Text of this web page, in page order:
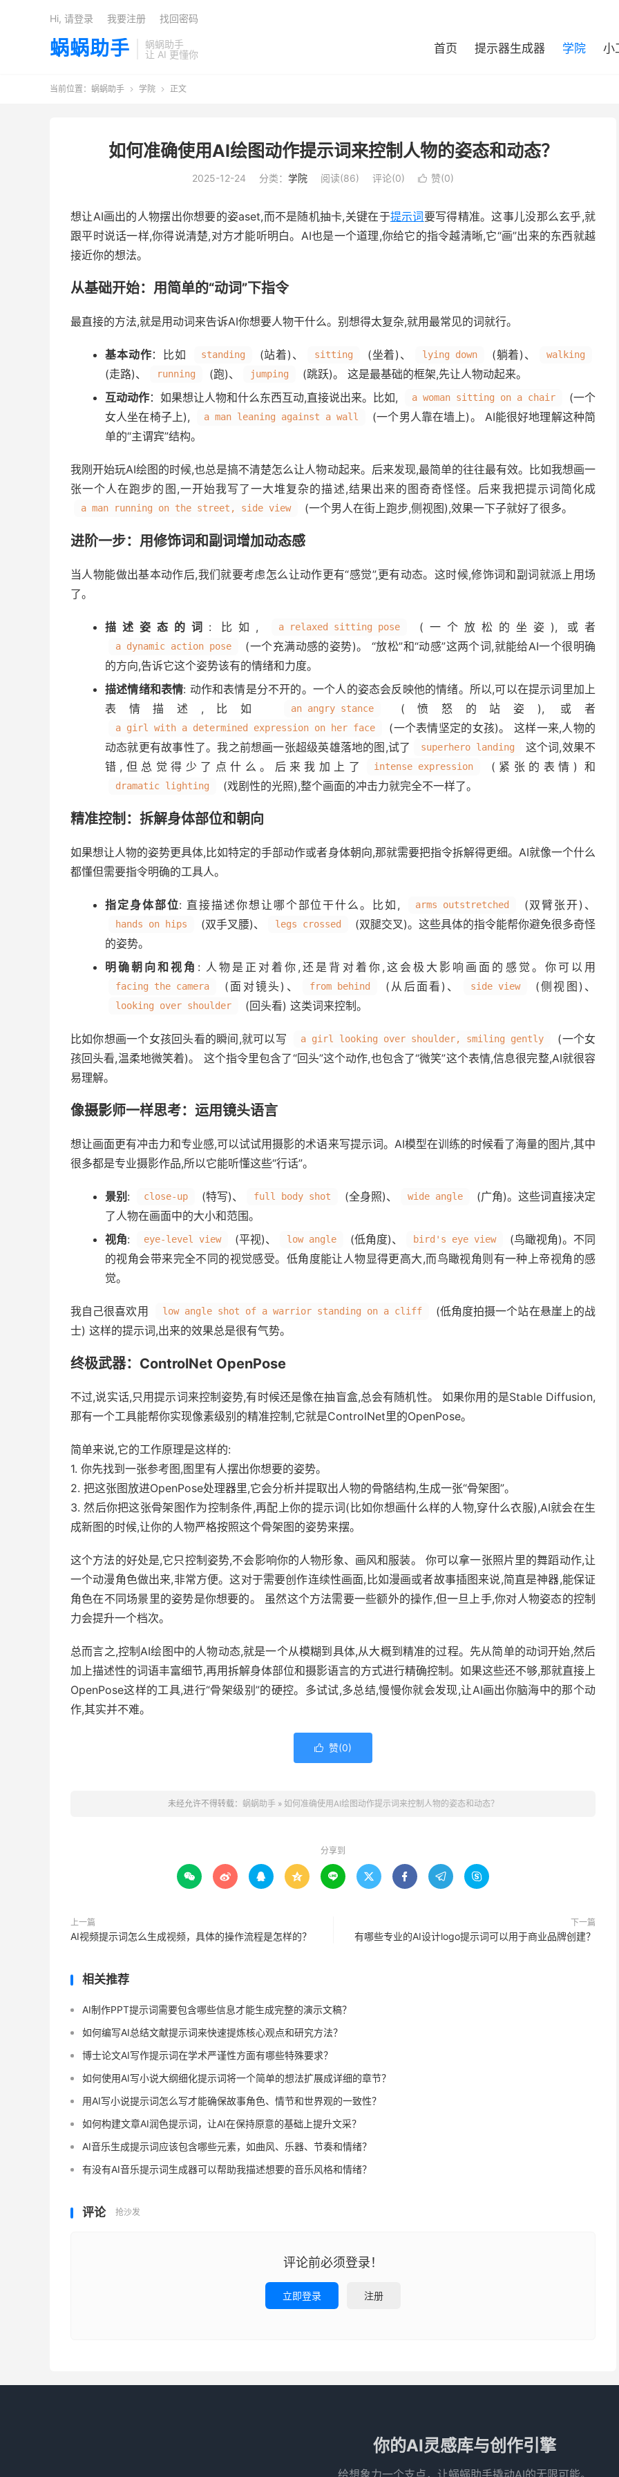
蜗蜗助手
蜗蜗助手
让 AI 更懂你
首页 提示器生成器 学院 小
Hi, 请登录 我要注册 找回密码
当前位置： 蜗蜗助手  学院  正文
如何准确使用AI绘图动作提示词来控制人物的姿态和动态？
2025-12-24 分类： 学院 阅读(86) 评论(0)  赞(0)
想让AI画出的人物摆出你想要的姿aset,而不是随机抽卡,关键在于提示词要写得精准。这事儿没那么玄乎,就
跟平时说话一样,你得说清楚,对方才能听明白。AI也是一个道理,你给它的指令越清晰,它“画”出来的东西就越
接近你的想法。
从基础开始：用简单的“动词”下指令
最直接的方法,就是用动词来告诉AI你想要人物干什么。别想得太复杂,就用最常见的词就行。
基本动作：比如 standing (站着)、 sitting (坐着)、 lying down (躺着)、 walking
(走路)、 running (跑)、 jumping
(跳跃)。 这是最基础的框架,先让人物动起来。
互动动作：如果想让人物和什么东西互动,直接说出来。比如, a woman sitting on a chair
(一个
女人坐在椅子上),
a man leaning against a wall
(一个男人靠在墙上)。 AI能很好地理解这种简
单的“主谓宾”结构。
我刚开始玩AI绘图的时候,也总是搞不清楚怎么让人物动起来。后来发现,最简单的往往最有效。比如我想画一
张一个人在跑步的图,一开始我写了一大堆复杂的描述,结果出来的图奇奇怪怪。后来我把提示词简化成
a man running on the street, side view (一个男人在街上跑步,侧视图),效果一下子就好了很多。
进阶一步：用修饰词和副词增加动态感
当人物能做出基本动作后,我们就要考虑怎么让动作更有“感觉”,更有动态。这时候,修饰词和副词就派上用场
了。
描述姿态的词 : 比如, a relaxed sitting pose (一个放松的坐姿), 或者
a dynamic action pose
(一个充满动感的姿势)。 “放松”和“动感”这两个词,就能给AI一个很明确
的方向,告诉它这个姿势该有的情绪和力度。
描述情绪和表情: 动作和表情是分不开的。一个人的姿态会反映他的情绪。所以,可以在提示词里加上
表情描述,比如
an angry stance (愤怒的站姿), 或者
a girl with a determined expression on her face
(一个表情坚定的女孩)。 这样一来,人物的
动态就更有故事性了。我之前想画一张超级英雄落地的图,试了
superhero landing
这个词,效果不
错,但总觉得少了点什么。后来我加上了
intense expression (紧张的表情) 和
dramatic lighting (戏剧性的光照),整个画面的冲击力就完全不一样了。
精准控制：拆解身体部位和朝向
如果想让人物的姿势更具体,比如特定的手部动作或者身体朝向,那就需要把指令拆解得更细。AI就像一个什么
都懂但需要指令明确的工具人。
指定身体部位: 直接描述你想让哪个部位干什么。比如, arms outstretched (双臂张开)、
hands on hips (双手叉腰)、 legs crossed
(双腿交叉)。这些具体的指令能帮你避免很多奇怪
的姿势。
明确朝向和视角 : 人物是正对着你,还是背对着你,这会极大影响画面的感觉。你可以用
facing the camera (面对镜头)、 from behind (从后面看)、 side view (侧视图)、
looking over shoulder (回头看) 这类词来控制。
比如你想画一个女孩回头看的瞬间,就可以写 a girl looking over shoulder, smiling gently
(一个女
孩回头看,温柔地微笑着)。 这个指令里包含了“回头”这个动作,也包含了“微笑”这个表情,信息很完整,AI就很容
易理解。
像摄影师一样思考：运用镜头语言
想让画面更有冲击力和专业感,可以试试用摄影的术语来写提示词。AI模型在训练的时候看了海量的图片,其中
很多都是专业摄影作品,所以它能听懂这些“行话”。
景别 : close-up (特写)、 full body shot (全身照)、 wide angle
(广角)。这些词直接决定
了人物在画面中的大小和范围。
视角: eye-level view (平视)、 low angle (低角度)、 bird's eye view
(鸟瞰视角)。不同
的视角会带来完全不同的视觉感受。低角度能让人物显得更高大,而鸟瞰视角则有一种上帝视角的感
觉。
我自己很喜欢用 low angle shot of a warrior standing on a cliff
(低角度拍摄一个站在悬崖上的战
士) 这样的提示词,出来的效果总是很有气势。
终极武器：ControlNet OpenPose
不过,说实话,只用提示词来控制姿势,有时候还是像在抽盲盒,总会有随机性。 如果你用的是Stable Diffusion,
那有一个工具能帮你实现像素级别的精准控制,它就是ControlNet里的OpenPose。
简单来说,它的工作原理是这样的:
1. 你先找到一张参考图,图里有人摆出你想要的姿势。
2. 把这张图放进OpenPose处理器里,它会分析并提取出人物的骨骼结构,生成一张“骨架图”。
3. 然后你把这张骨架图作为控制条件,再配上你的提示词(比如你想画什么样的人物,穿什么衣服),AI就会在生
成新图的时候,让你的人物严格按照这个骨架图的姿势来摆。
这个方法的好处是,它只控制姿势,不会影响你的人物形象、画风和服装。 你可以拿一张照片里的舞蹈动作,让
一个动漫角色做出来,非常方便。这对于需要创作连续性画面,比如漫画或者故事插图来说,简直是神器,能保证
角色在不同场景里的姿势是你想要的。 虽然这个方法需要一些额外的操作,但一旦上手,你对人物姿态的控制
力会提升一个档次。
总而言之,控制AI绘图中的人物动态,就是一个从模糊到具体,从大概到精准的过程。先从简单的动词开始,然后
加上描述性的词语丰富细节,再用拆解身体部位和摄影语言的方式进行精确控制。如果这些还不够,那就直接上
OpenPose这样的工具,进行“骨架级别”的硬控。多试试,多总结,慢慢你就会发现,让AI画出你脑海中的那个动
作,其实并不难。
 赞(0)
未经允许不得转载： 蜗蜗助手» 如何准确使用AI绘图动作提示词来控制人物的姿态和动态？
分享到
        
上一篇
AI视频提示词怎么生成视频，具体的操作流程是怎样的？
下一篇
有哪些专业的AI设计logo提示词可以用于商业品牌创建？
相关推荐
AI制作PPT提示词需要包含哪些信息才能生成完整的演示文稿？
如何编写AI总结文献提示词来快速提炼核心观点和研究方法？
博士论文AI写作提示词在学术严谨性方面有哪些特殊要求？
如何使用AI写小说大纲细化提示词将一个简单的想法扩展成详细的章节？
用AI写小说提示词怎么写才能确保故事角色、情节和世界观的一致性？
如何构建文章AI润色提示词，让AI在保持原意的基础上提升文采？
AI音乐生成提示词应该包含哪些元素，如曲风、乐器、节奏和情绪？
有没有AI音乐提示词生成器可以帮助我描述想要的音乐风格和情绪？
评论 抢沙发
评论前必须登录！
立即登录 注册
你的AI灵感库与创作引擎
给想象力一个支点，让蜗蜗助手撬动AI的无限可能。